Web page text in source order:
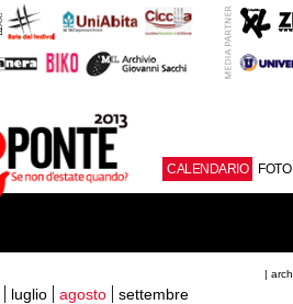
CALENDARIO FOTO
|
luglio agosto settembre